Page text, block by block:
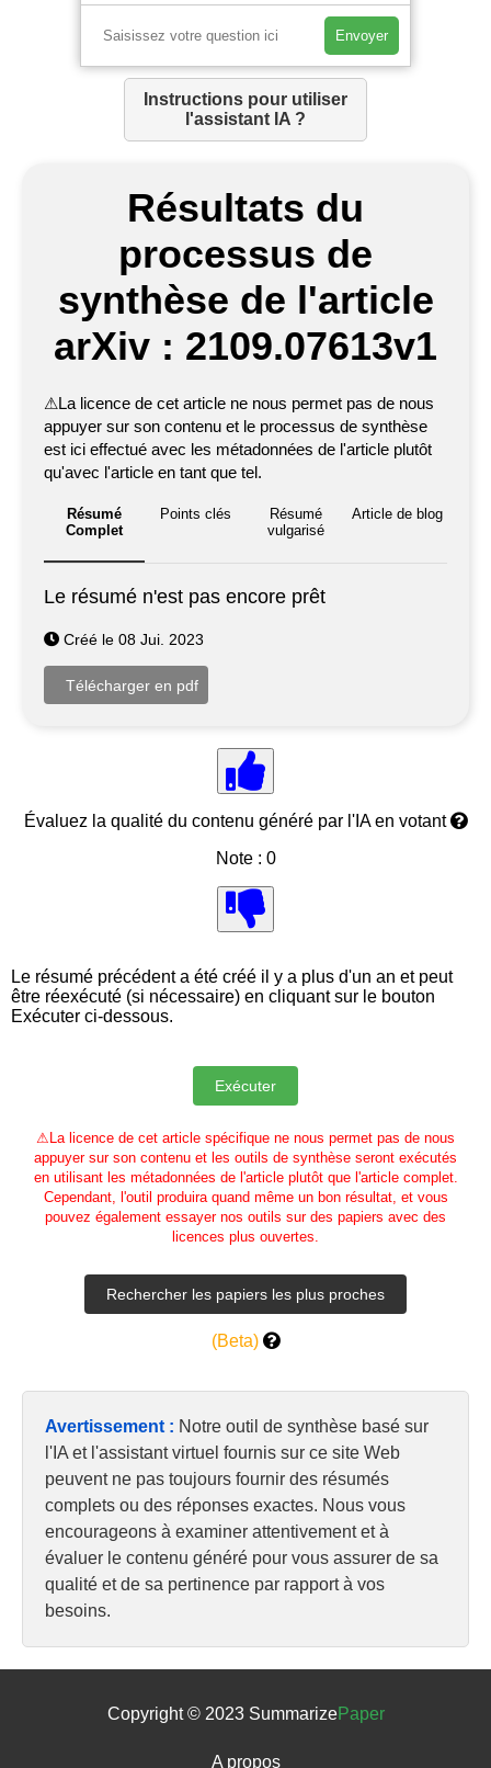
Envoyer
Instructions pour utiliser
l'assistant IA ?
Résultats du
processus de
synthèse de l'article
arXiv : 2109.07613v1
⚠La licence de cet article ne nous permet pas de nous
appuyer sur son contenu et le processus de synthèse
est ici effectué avec les métadonnées de l'article plutôt
qu'avec l'article en tant que tel.
Résumé
Complet
Points clés
Résumé
vulgarisé
Article de blog
Le résumé n'est pas encore prêt
Créé le 08 Jui. 2023
Évaluez la qualité du contenu généré par l'IA en votant
Note : 0
Le résumé précédent a été créé il y a plus d'un an et peut
être réexécuté (si nécessaire) en cliquant sur le bouton
Exécuter ci-dessous.
⚠ La licence de cet article spécifique ne nous permet pas de nous
appuyer sur son contenu et les outils de synthèse seront exécutés
en utilisant les métadonnées de l'article plutôt que l'article complet.
Cependant, l'outil produira quand même un bon résultat, et vous
pouvez également essayer nos outils sur des papiers avec des
licences plus ouvertes.
(Beta)
Avertissement : Notre outil de synthèse basé sur
l'IA et l'assistant virtuel fournis sur ce site Web
peuvent ne pas toujours fournir des résumés
complets ou des réponses exactes. Nous vous
encourageons à examiner attentivement et à
évaluer le contenu généré pour vous assurer de sa
qualité et de sa pertinence par rapport à vos
besoins.
Copyright © 2023 SummarizePaper
A propos